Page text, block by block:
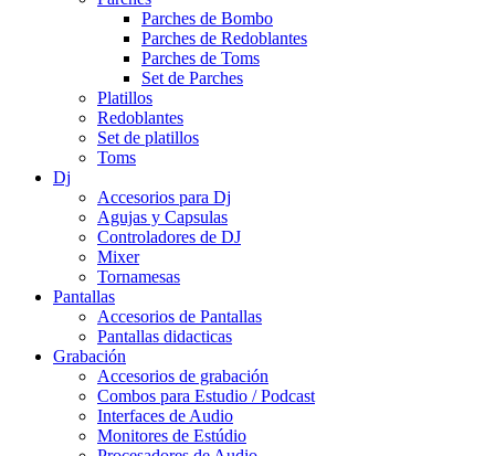
Parches de Bombo
Parches de Redoblantes
Parches de Toms
Set de Parches
Platillos
Redoblantes
Set de platillos
Toms
Dj
Accesorios para Dj
Agujas y Capsulas
Controladores de DJ
Mixer
Tornamesas
Pantallas
Accesorios de Pantallas
Pantallas didacticas
Grabación
Accesorios de grabación
Combos para Estudio / Podcast
Interfaces de Audio
Monitores de Estúdio